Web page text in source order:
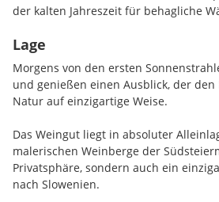
der kalten Jahreszeit für behagliche
Das Dachgeschoss mit Galerie und
Gäste- oder Rückzugsbereich - stets
Untergeschoss befindet sich ein
Bad, Schrankraum sowie Technik-
Auf dem Grundstück befindet sich
das mit rund 100 m² Wohnfläche
bietet.
Ein Wirtschaftsgebäude komplettiert
Lage
Morgens von den ersten
und genießen einen Ausblick, der
Natur auf einzigartige Weise.
Das Weingut liegt in absoluter
malerischen Weinberge der
Privatsphäre, sondern auch ein
nach Slowenien.